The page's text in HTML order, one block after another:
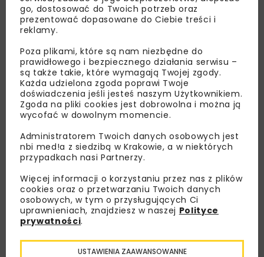
Lubisz wiedzieć więcej?
Zapisz się do newslettera aby otrzymywać od
nas najlepsze informacje branżowe,
zaproszenia na wydarzenia, atrakcyjne oferty i
dedykowane akcje specjalne.
go, dostosować do Twoich potrzeb oraz
prezentować dopasowane do Ciebie treści i
reklamy.
Poza plikami, które są nam niezbędne do
prawidłowego i bezpiecznego działania serwisu –
są także takie, które wymagają Twojej zgody.
Każda udzielona zgoda poprawi Twoje
doświadczenia jeśli jesteś naszym Użytkownikiem.
Zgoda na pliki cookies jest dobrowolna i można ją
wycofać w dowolnym momencie.
Administratorem Twoich danych osobowych jest
nbi med!a z siedzibą w Krakowie, a w niektórych
przypadkach nasi Partnerzy.
Więcej informacji o korzystaniu przez nas z plików
cookies oraz o przetwarzaniu Twoich danych
osobowych, w tym o przysługujących Ci
uprawnieniach, znajdziesz w naszej Polityce
prywatności.
USTAWIENIA ZAAWANSOWANNE